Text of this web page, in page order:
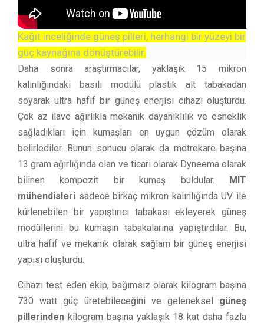
Kağıt inceliğinde güneş pilleri, herhangi bir yüzeyi bir
güç kaynağına dönüştürebilir.
Daha sonra araştırmacılar, yaklaşık 15 mikron
kalınlığındaki basılı modülü plastik alt tabakadan
soyarak ultra hafif bir güneş enerjisi cihazı oluşturdu.
Çok az ilave ağırlıkla mekanik dayanıklılık ve esneklik
sağladıkları için kumaşları en uygun çözüm olarak
belirlediler. Bunun sonucu olarak da metrekare başına
13 gram ağırlığında olan ve ticari olarak Dyneema olarak
bilinen kompozit bir kumaş buldular. MIT
mühendisleri sadece birkaç mikron kalınlığında UV ile
kürlenebilen bir yapıştırıcı tabakası ekleyerek güneş
modüllerini bu kumaşın tabakalarına yapıştırdılar. Bu,
ultra hafif ve mekanik olarak sağlam bir güneş enerjisi
yapısı oluşturdu.
Cihazı test eden ekip, bağımsız olarak kilogram başına
730 watt güç üretebileceğini ve geleneksel güneş
pillerinden kilogram başına yaklaşık 18 kat daha fazla